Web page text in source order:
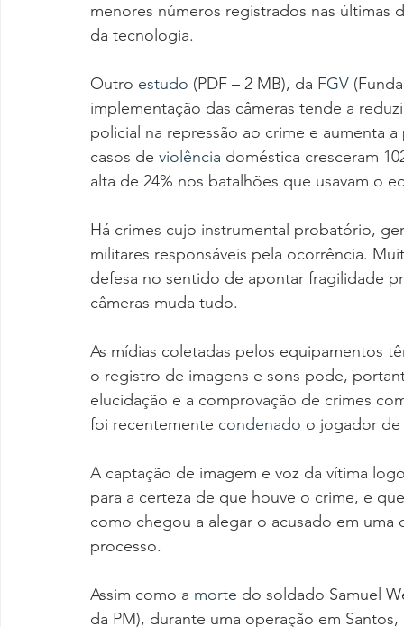
menores números registrados nas
da tecnologia.
Outro estudo (PDF – 2 MB), da FGV
implementação das câmeras tende a
policial na repressão ao crime e aumenta
casos de violência doméstica cresceram
alta de 24% nos batalhões que usavam o
Há crimes cujo instrumental probatório,
militares responsáveis pela ocorrência.
defesa no sentido de apontar fragilidade
câmeras muda tudo.
As mídias coletadas pelos equipamentos
o registro de imagens e sons pode,
elucidação e a comprovação de crimes
foi recentemente condenado o jogador de
A captação de imagem e voz da vítima
para a certeza de que houve o crime, e
como chegou a alegar o acusado em
processo.
Assim como a morte do soldado Samuel
da PM), durante uma operação em